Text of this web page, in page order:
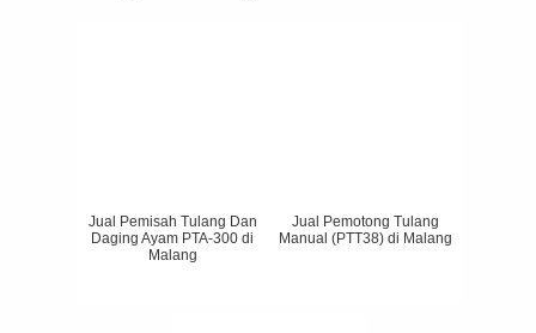
Jual Pemisah Tulang Dan
Daging Ayam PTA-300 di
Malang
Jual Pemotong Tulang
Manual (PTT38) di Malang